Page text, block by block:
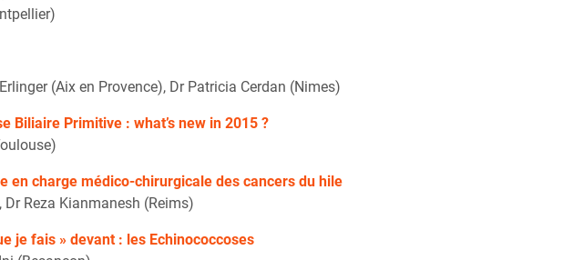
(Aix en Provence), Dr Patricia Cerdan (Nimes)
Biliaire Primitive : what’s new in 2015 ?
en charge médico-chirurgicale des cancers du hile
Reza Kianmanesh (Reims)
je fais » devant : les Echinococcoses